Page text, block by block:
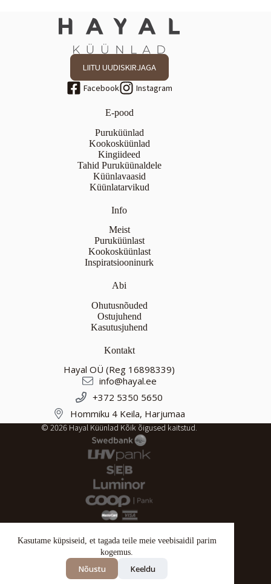
Kasutame küpsiseid, et tagada teile meie veebisaidil parim
kogemus.
Nõustu Keeldu
LIITU UUDISKIRJAGA
E-pood
Puruküünlad
Kookosküünlad
Kingiideed
Tahid Puruküünaldele
Küünlavaasid
Küünlatarvikud
Info
Meist
Puruküünlast
Kookosküünlast
Inspiratsiooninurk
Abi
Ohutusnõuded
Ostujuhend
Kasutusjuhend
Kontakt
Hayal OÜ (Reg 16898339)
info@hayal.ee
+372 5350 5650
Hommiku 4 Keila, Harjumaa
© 2026 Hayal Küünlad Kõik õigused kaitstud.
Tagastustingimused
Privaatsuspoliitika
Müügitingimused